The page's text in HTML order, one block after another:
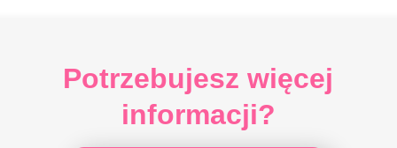
Potrzebujesz więcej
informacji?